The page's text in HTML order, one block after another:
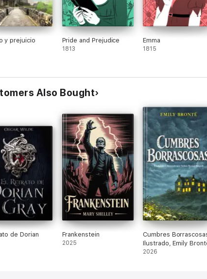
y prejuicio Pride and Prejudice
1813
Emma
1815
Also Bought
de Dorian
Frankenstein
2025
Cumbres
Ilustrado, Emily
2026